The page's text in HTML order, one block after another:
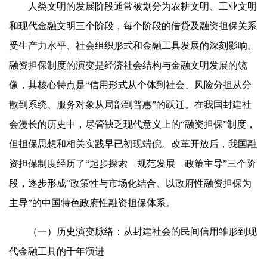
人类文明的发展阶段通常被划分为农耕文明、工业文明
和现代金融文明三个阶段，每个阶段的借贷及融资担保关系
受生产力水平、社会组织形式和金融工具发展的深刻影响。
融资担保制度的演变是经济社会结构与金融文明发展的镜
像，其核心特点是“信用形式从个体到社会、风险分担从分
散到系统、服务对象从局部到普惠”的跃迁。在我国封建社
会漫长的历史中，尽管缺乏现代意义上的“融资担保”制度，
但担保思想和相关实践早已初现端倪。改革开放后，我国融
资担保制度经历了“起步探索—规范发展—政策主导”三个阶
段，逐步形成“政策性与市场化结合、以政府性融资担保为
主导”的中国特色政府性融资担保体系。
（一）历史演变脉络：从封建社会的民间信用雏形到现
代金融工具的千年演进